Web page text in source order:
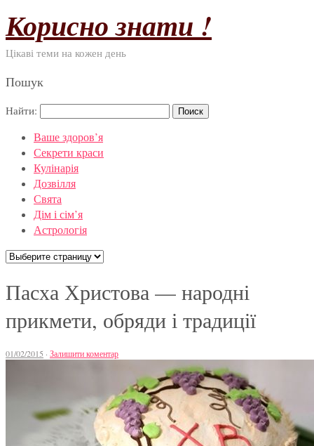
Корисно знати !
Цікаві теми на кожен день
Пошук
Найти:
Ваше здоров’я
Секрети краси
Кулінарія
Дозвілля
Свята
Дім і сім’я
Астрологія
Пасха Христова — народні
прикмети, обряди і традиції
01/02/2015 · Залишити коментар